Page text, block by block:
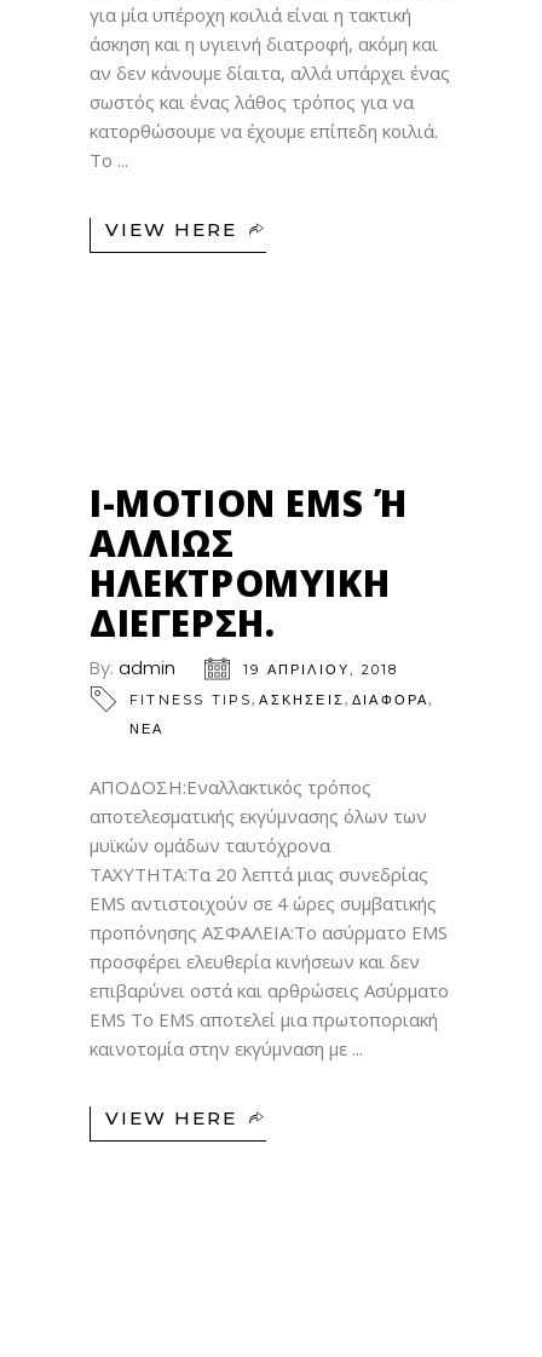
για μία υπέροχη κοιλιά είναι η τακτική
άσκηση και η υγιεινή διατροφή, ακόμη και
αν δεν κάνουμε δίαιτα, αλλά υπάρχει ένας
σωστός και ένας λάθος τρόπος για να
κατορθώσουμε να έχουμε επίπεδη κοιλιά.
Το
VIEW HERE
I-MOTION EMS Ή Α
ΛΛΙΏΣ Η
ΛΕΚΤΡΟΜΥΙΚΉ Δ
ΙΈΓΕΡΣΗ.
By: admin
19 ΑΠΡΙΛΊΟΥ, 2018
FITNESS TIPS,ΑΣΚΗΣΕΙΣ,ΔΙΑΦΟΡΑ,
ΝΕΑ
ΑΠΟΔΟΣΗ:Εναλλακτικός τρόπος
αποτελεσματικής εκγύμνασης όλων των
μυϊκών ομάδων ταυτόχρονα
ΤΑΧΥΤΗΤΑ:Τα 20 λεπτά μιας συνεδρίας
EMS αντιστοιχούν σε 4 ώρες συμβατικής
προπόνησης ΑΣΦΑΛΕΙΑ:Το ασύρματο EMS
προσφέρει ελευθερία κινήσεων και δεν
επιβαρύνει οστά και αρθρώσεις Ασύρματο
EMS To EMS αποτελεί μια πρωτοποριακή
καινοτομία στην εκγύμναση με
VIEW HERE